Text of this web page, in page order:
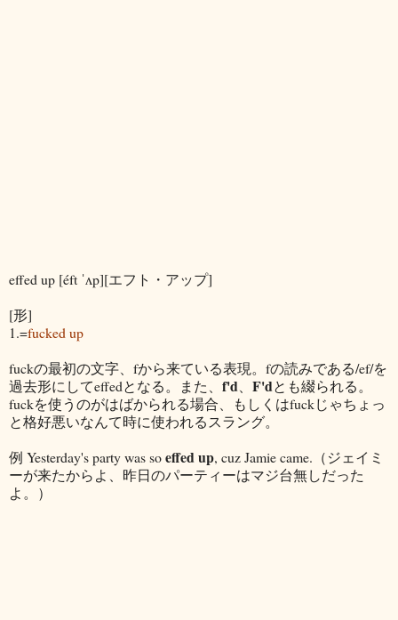
effed up [éft ˈʌp][エフト・アップ]
[形]
1.=fucked up
fuckの最初の文字、fから来ている表現。fの読みである/ef/を
過去形にしてeffedとなる。また、 f'd F'dとも綴られる。
fuckを使うのがはばかられる場合、もしくはfuckじゃちょっ
と格好悪いなんて時に使われるスラング。
例 Yesterday's party was soeffed up, cuz Jamie came.（ジェイミ
ーが来たからよ、昨日のパーティーはマジ台無しだった
よ。）